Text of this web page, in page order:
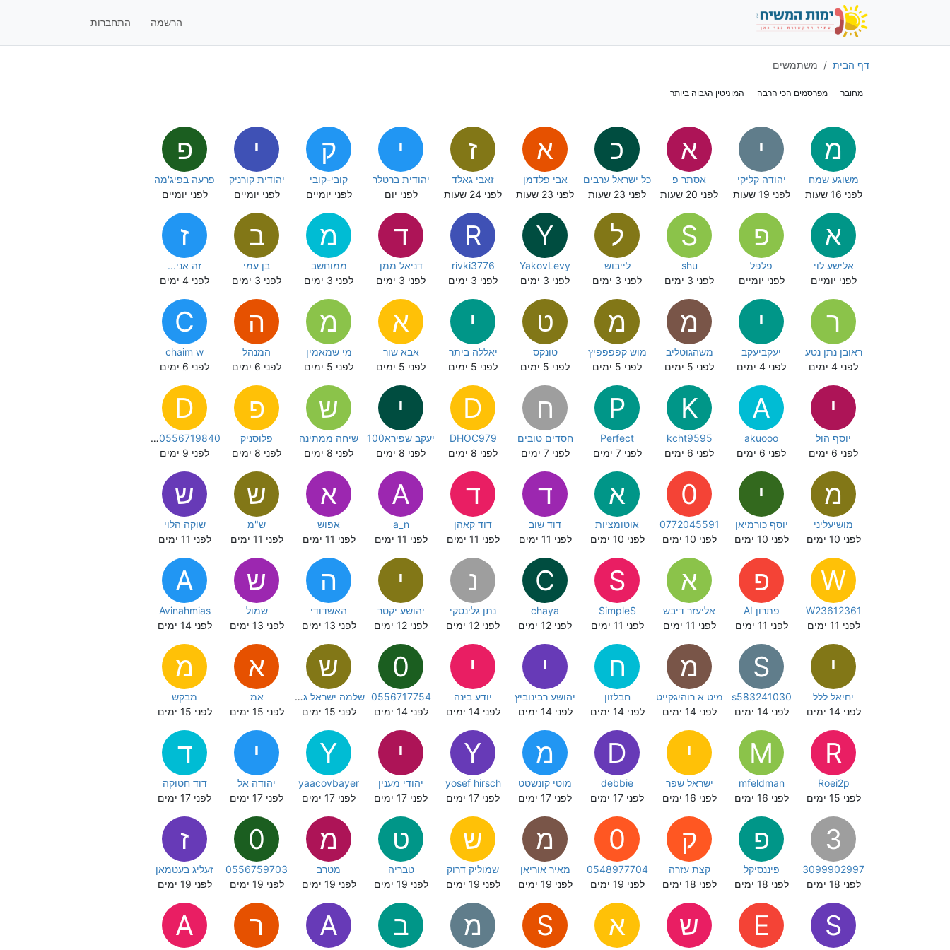
הרשמה התחברות
דף הבית משתמשים
מחובר מפרסמים הכי הרבה המוניטין הגבוה ביותר
מ
משוגע שמח
לפני 16 שעות
י
יהודה קליקי
לפני 19 שעות
א
אסתר פ
לפני 20 שעות
כ
כל ישראל ערבים
לפני 23 שעות
א
אבי פלדמן
לפני 23 שעות
ז
זאבי גאלד
לפני 24 שעות
י
יהודית ברטלר
לפני יום
ק
קובי-קובי
לפני יומיים
י
יהודית קורניק
לפני יומיים
פ
פרעה בפיג'מה
לפני יומיים
א
אלישע לוי
לפני יומיים
פ
פלפל
לפני יומיים
S
shu
לפני 3 ימים
ל
לייבוש
לפני 3 ימים
Y
YakovLevy
לפני 3 ימים
R
rivki3776
לפני 3 ימים
ד
דניאל ממן
לפני 3 ימים
מ
ממוחשב
לפני 3 ימים
ב
בן עמי
לפני 3 ימים
ז
זה אני...
לפני 4 ימים
ר
ראובן נתן נטע
לפני 4 ימים
י
יעקביעקב
לפני 4 ימים
מ
משהגוטליב
לפני 5 ימים
מ
מוש קפפפפיץ
לפני 5 ימים
ט
טונקס
לפני 5 ימים
י
יאללה ביתר
לפני 5 ימים
א
אבא שור
לפני 5 ימים
מ
מי שמאמין
לפני 5 ימים
ה
המנהל
לפני 6 ימים
C
chaim w
לפני 6 ימים
י
יוסף הול
לפני 6 ימים
A
akuooo
לפני 6 ימים
K
kcht9595
לפני 6 ימים
P
Perfect
לפני 7 ימים
ח
חסדים טובים
לפני 7 ימים
D
DHOC979
לפני 8 ימים
י
יעקב שפירא100
לפני 8 ימים
ש
שיחה ממתינה
לפני 8 ימים
פ
פלוסניק
לפני 8 ימים
D
dss0556719840
לפני 9 ימים
מ
מושיעליני
לפני 10 ימים
י
יוסף כורמיאן
לפני 10 ימים
0
0772045591
לפני 10 ימים
א
אוטומציות
לפני 10 ימים
ד
דוד שוב
לפני 11 ימים
ד
דוד קאהן
לפני 11 ימים
A
a_n
לפני 11 ימים
א
אפוש
לפני 11 ימים
ש
ש"מ
לפני 11 ימים
ש
שוקה הלוי
לפני 11 ימים
W
W23612361
לפני 11 ימים
פ
פתרון AI
לפני 11 ימים
א
אליעזר דיבש
לפני 11 ימים
S
SimpleS
לפני 11 ימים
C
chaya
לפני 12 ימים
נ
נתן גלינסקי
לפני 12 ימים
י
יהושע יקטר
לפני 12 ימים
ה
האשדודי
לפני 13 ימים
ש
שמול
לפני 13 ימים
A
Avinahmias
לפני 14 ימים
י
יחיאל ללל
לפני 14 ימים
S
s583241030
לפני 14 ימים
מ
מיט א רוהיגקייט
לפני 14 ימים
ח
חבלזון
לפני 14 ימים
י
יהושע רבינוביץ
לפני 14 ימים
י
יודע בינה
לפני 14 ימים
0
0556717754
לפני 14 ימים
ש
שלמה ישראל גנזל
לפני 15 ימים
א
אמ
לפני 15 ימים
מ
מבקש
לפני 15 ימים
R
Roei2p
לפני 15 ימים
M
mfeldman
לפני 16 ימים
י
ישראל שפר
לפני 16 ימים
D
debbie
לפני 17 ימים
מ
מוטי קונשטט
לפני 17 ימים
Y
yosef hirsch
לפני 17 ימים
י
יהודי מענין
לפני 17 ימים
Y
yaacovbayer
לפני 17 ימים
י
יהודה אל
לפני 17 ימים
ד
דוד חטוקה
לפני 17 ימים
3
3099902997
לפני 18 ימים
פ
פיננסיקל
לפני 18 ימים
ק
קצת עזרה
לפני 18 ימים
0
0548977704
לפני 19 ימים
מ
מאיר אוריאן
לפני 19 ימים
ש
שמוליק דרוק
לפני 19 ימים
ט
טבריה
לפני 19 ימים
מ
מטרב
לפני 19 ימים
0
0556759703
לפני 19 ימים
ז
זעליג בעטמאן
לפני 19 ימים
S
E ש א S מ ב A ר A